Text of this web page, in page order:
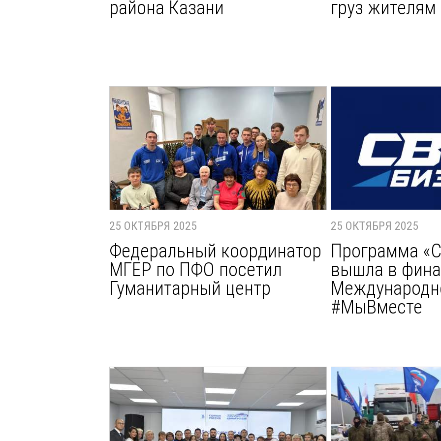
района Казани груз
25 ОКТЯБРЯ 2025
Федеральный координатор
МГЕР по ПФО посетил
Гуманитарный центр
25 ОКТЯБРЯ 2025
Программа
вышла в
#МыВместе